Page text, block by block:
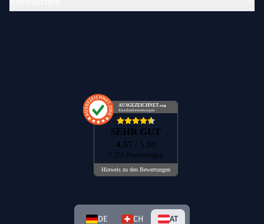
AUSGEZEICHNET .org
Kundenbewertungen
SEHR GUT
4.57 / 5.00
5.351 Bewertungen
Hinweis zu den Bewertungen
DE CH AT